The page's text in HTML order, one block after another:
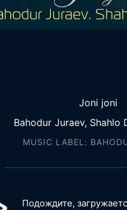
Joni joni
Bahodur Juraev, Shahlo
MUSIC LABEL:
Подождите,